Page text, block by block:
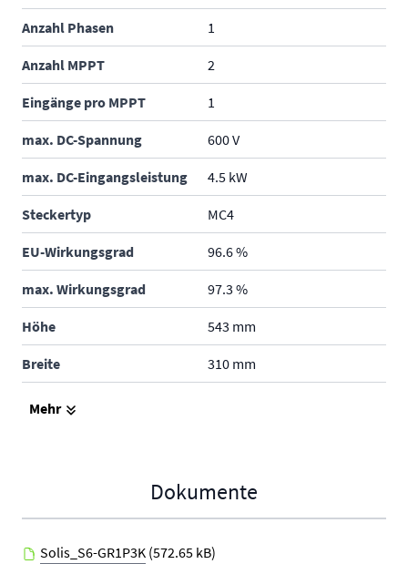
Anzahl Phasen 1
Anzahl MPPT 2
Eingänge pro MPPT 1
max. DC-Spannung 600 V
max. DC-Eingangsleistung 4.5 kW
Steckertyp MC4
EU-Wirkungsgrad 96.6 %
max. Wirkungsgrad 97.3 %
Höhe 543 mm
Breite 310 mm
Tiefe
Gebäuden
Mehr
Dokumente
Solis_S6-GR1P3K (572.65 kB)